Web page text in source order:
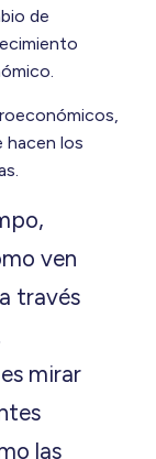
de
hacen los
ven
través
mirar
las